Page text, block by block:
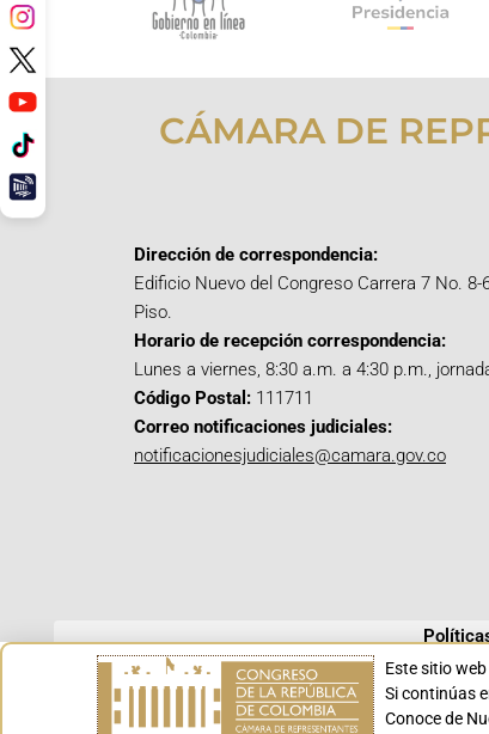
CÁMARA DE
Dirección de correspondencia:
Edificio Nuevo del Congreso Carrera 7 No. 8-
Piso.
Horario de recepción correspondencia:
Lunes a viernes, 8:30 a.m. a 4:30 p.m.,
Código Postal: 111711
Correo notificaciones judiciales:
notificacionesjudiciales@camara.gov.co
Este sitio
Si continúas
Conoce de